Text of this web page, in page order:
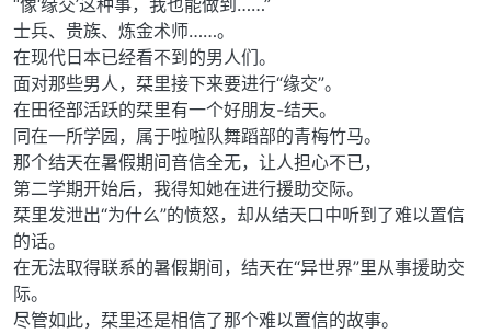
“像‘缘交’这种事，我也能做到……”
士兵、贵族、炼金术师……。
在现代日本已经看不到的男人们。
面对那些男人，栞里接下来要进行“缘交”。
在田径部活跃的栞里有一个好朋友-结天。
同在一所学园，属于啦啦队舞蹈部的青梅竹马。
那个结天在暑假期间音信全无，让人担心不已，
第二学期开始后，我得知她在进行援助交际。
栞里发泄出“为什么”的愤怒，却从结天口中听到了难以置信
的话。
在无法取得联系的暑假期间，结天在“异世界”里从事援助交
际。
尽管如此，栞里还是相信了那个难以置信的故事。